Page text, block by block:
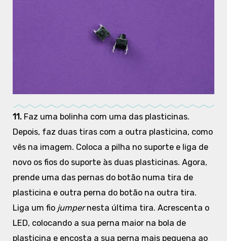
11. Faz uma bolinha com uma das plasticinas.
Depois, faz duas tiras com a outra plasticina, como
vês na imagem. Coloca a pilha no suporte e liga de
novo os fios do suporte às duas plasticinas. Agora,
prende uma das pernas do botão numa tira de
plasticina e outra perna do botão na outra tira.
Liga um fio jumpernesta última tira. Acrescenta o
LED, colocando a sua perna maior na bola de
plasticina e encosta a sua perna mais pequena ao